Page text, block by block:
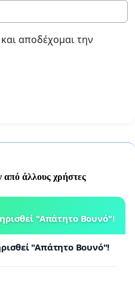
αποδέχομαι την
άλλους χρήστες
"Απάτητο Βουνό"!
"Απάτητο Βουνό"!